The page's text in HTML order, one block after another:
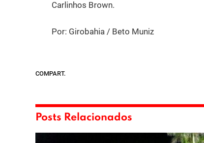
Carlinhos Brown.
Por: Girobahia / Beto Muniz
COMPART.
Posts Relacionados